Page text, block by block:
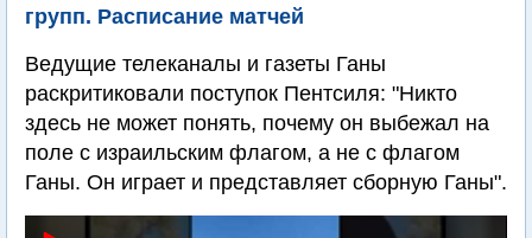
групп. Расписание матчей
Ведущие телеканалы и газеты Ганы
раскритиковали поступок Пентсиля: "Никто
здесь не может понять, почему он выбежал на
поле с израильским флагом, а не с флагом
Ганы. Он играет и представляет сборную Ганы".